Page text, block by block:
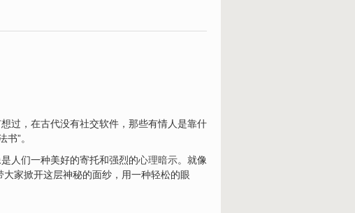
想过，在古代没有社交软件，那些有情人是靠什
”。
人们一种美好的寄托和强烈的心理暗示。就像
家掀开这层神秘的面纱，用一种轻松的眼